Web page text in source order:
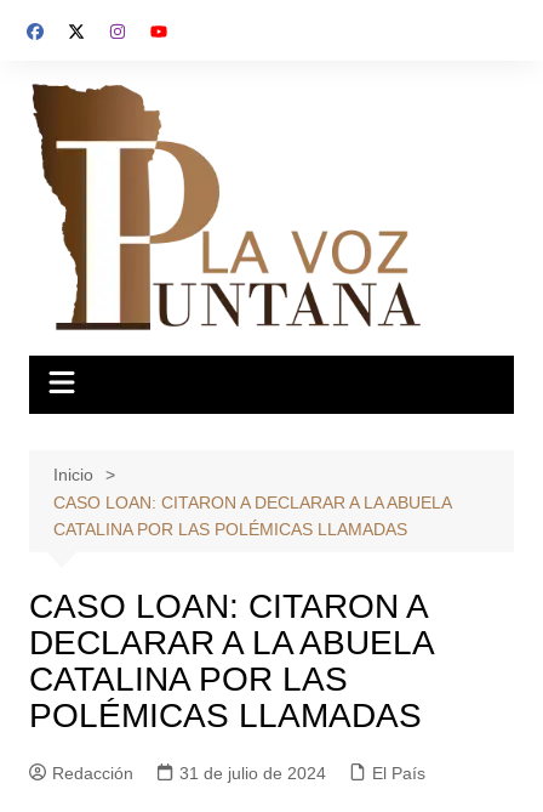
Inicio
CASO LOAN: CITARON A DECLARAR A LA ABUELA
CATALINA POR LAS POLÉMICAS LLAMADAS
CASO LOAN: CITARON A
DECLARAR A LA ABUELA
CATALINA POR LAS
POLÉMICAS LLAMADAS
Redacción 31 de julio de 2024 El País